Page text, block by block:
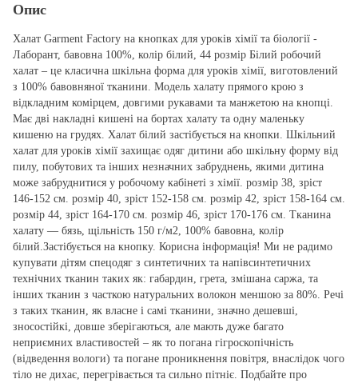
Опис
Халат Garment Factory на кнопках для уроків хімії та біології -
Лаборант, бавовна 100%, колір білий, 44 розмір Білий робочий
халат – це класична шкільна форма для уроків хімії, виготовлений
з 100% бавовняної тканини. Модель халату прямого крою з
відкладним комірцем, довгими рукавами та манжетою на кнопці.
Має дві накладні кишені на бортах халату та одну маленьку
кишеню на грудях. Халат білий застібується на кнопки. Шкільний
халат для уроків хімії захищає одяг дитини або шкільну форму від
пилу, побутових та інших незначних забруднень, якими дитина
може забруднитися у робочому кабінеті з хімії. розмір 38, зріст
146-152 см. розмір 40, зріст 152-158 см. розмір 42, зріст 158-164 см.
розмір 44, зріст 164-170 см. розмір 46, зріст 170-176 см. Тканина
халату ― бязь, щільність 150 г/м2, 100% бавовна, колір
білий.Застібується на кнопку. Корисна інформація! Ми не радимо
купувати дітям спецодяг з синтетичних та напівсинтетичних
технічних тканин таких як: габардин, грета, змішана саржа, та
інших тканин з часткою натуральних волокон меншою за 80%. Речі
з таких тканин, як власне і самі тканини, значно дешевші,
зносостійкі, довше зберігаються, але мають дуже багато
неприємних властивостей – як то погана гігроскопічність
(відведення вологи) та погане проникнення повітря, внаслідок чого
тіло не дихає, перегрівається та сильно пітніє. Подбайте про